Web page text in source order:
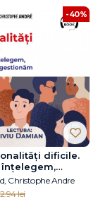
-40%
dificile.
înțelegem,
gestionăm
Christophe Andre
lei